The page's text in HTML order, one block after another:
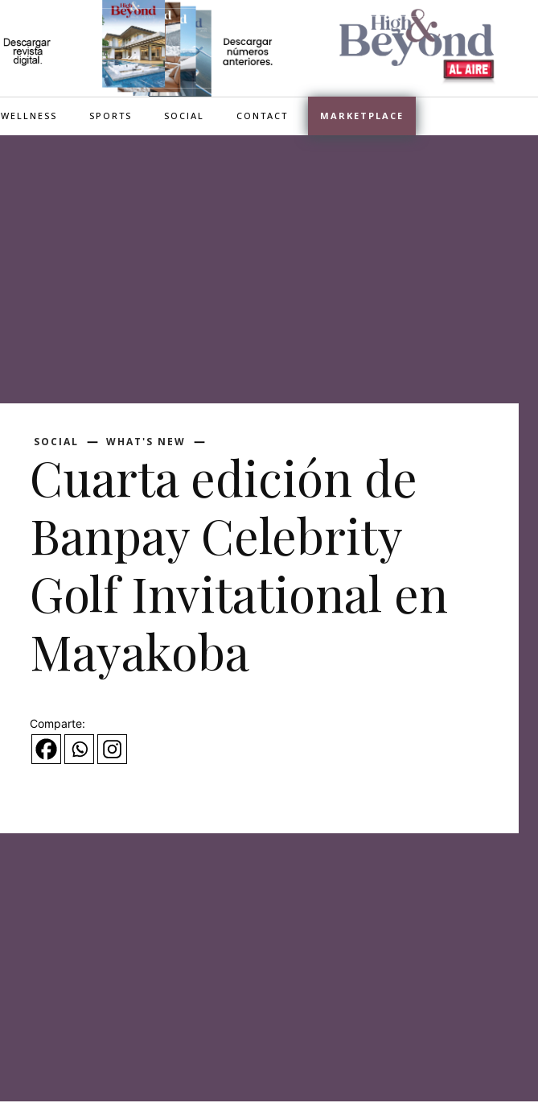
WELLNESS SPORTS SOCIAL CONTACT MARKETPLACE
SOCIAL WHAT'S NEW
Cuarta edición de
Banpay Celebrity
Golf Invitational en
Mayakoba
Comparte: